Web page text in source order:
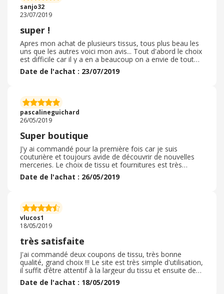
cette boutique :)
sanjo32
23/07/2019
super !
Apres mon achat de plusieurs tissus, tous plus beau les
uns que les autres voici mon avis... Tout d'abord le choix
est difficile car il y a en a beaucoup on a envie de tout
prendre! Les prix vraiment attractif pendant les soldes et
vraiment raisonnable hors solde. Les tissus sont de très
bonne communication avec l'équipe. Je recommande
évidement craftine et a bientôt pour de nouvelles
commandes !
Date de l'achat : 23/07/2019
pascalineguichard
26/05/2019
Super boutique
J'y ai commandé pour la première fois car je suis
couturière et toujours avide de découvrir de nouvelles
merceries. Le choix de tissu et fournitures est très
grand, et original, j'y ais facilement trouvé mon bonheur
pour me coudre de nouveaux projets : tissus et articles
et était très bien emballée. Les tissus commandés
étaient tout à fait conformes et ont l'air de bonne
qualité. Je recommanderais probablement à nouveau
chez cette enseigne.
Date de l'achat : 26/05/2019
vlucos1
18/05/2019
très satisfaite
J'ai commandé deux coupons de tissu, très bonne
qualité, grand choix !!! Le site est très simple d'utilisation,
il suffit d’être attentif à la largeur du tissu et ensuite de
multiplier les tailles de coupon à sa convenance! J'y ai
trouvé les modèles que je ne trouvais pas en boutique
Date de l'achat : 18/05/2019